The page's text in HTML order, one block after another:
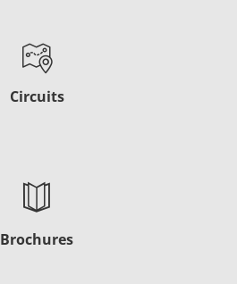
Circuits
Brochures